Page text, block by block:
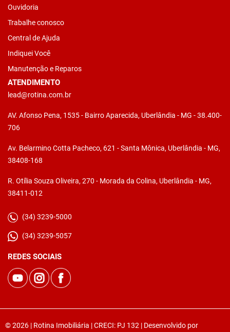
Ouvidoria
Trabalhe conosco
Central de Ajuda
Indiquei Você
Manutenção e Reparos
ATENDIMENTO
lead@rotina.com.br
AV. Afonso Pena, 1535 - Bairro Aparecida, Uberlândia - MG - 38.400-
706
Av. Belarmino Cotta Pacheco, 621 - Santa Mônica, Uberlândia - MG,
38408-168
R. Otília Souza Oliveira, 270 - Morada da Colina, Uberlândia - MG,
38411-012
(34) 3239-5000
(34) 3239-5057
REDES SOCIAIS
© 2026 | Rotina Imobiliária | CRECI: PJ 132 | Desenvolvido por